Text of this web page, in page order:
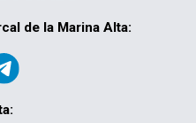
de la Marina Alta: